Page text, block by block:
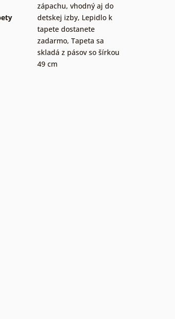
zápachu, vhodný aj do
detskej izby, Lepidlo k
tapete dostanete
zadarmo, Tapeta sa
skladá z pásov so šírkou
49 cm